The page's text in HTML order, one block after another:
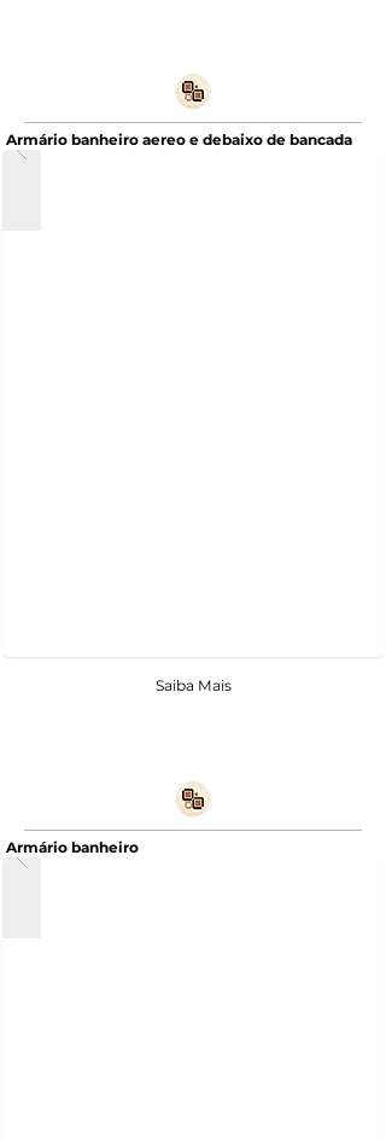
Armário banheiro aereo e debaixo de bancada
Saiba Mais
Armário banheiro